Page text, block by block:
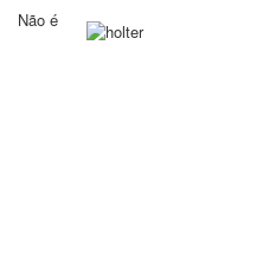
Não é